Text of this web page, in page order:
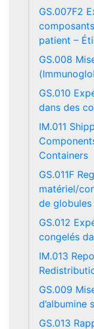
GS.007F2
patient –
GS.008
GS.010
dans des
IM.011
Containers
GS.011F
matériel/
de
GS.012
congelés
IM.013
GS.009
d’albumine
GS.013